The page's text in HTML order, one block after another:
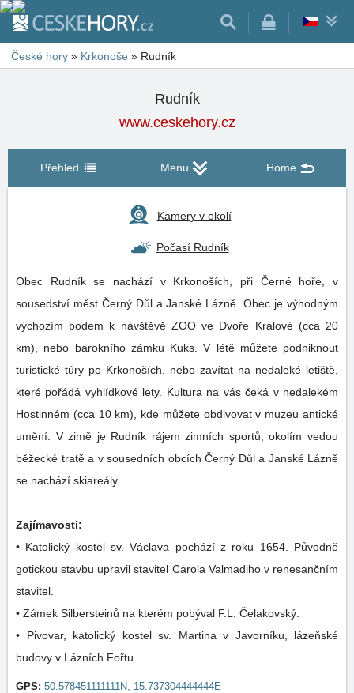
České hory » Krkonoše » Rudník
Rudník
www.ceskehory.cz
Přehled Menu Home
Kamery v okolí
Počasí Rudník
Obec Rudník se nachází v Krkonoších, při Černé hoře, v
sousedství měst Černý Důl a Janské Lázně. Obec je výhodným
výchozím bodem k návštěvě ZOO ve Dvoře Králové (cca 20
km), nebo barokního zámku Kuks. V létě můžete podniknout
turistické túry po Krkonoších, nebo zavítat na nedaleké letiště,
které pořádá vyhlídkové lety. Kultura na vás čeká v nedalekém
Hostinném (cca 10 km), kde můžete obdivovat v muzeu antické
umění. V zimě je Rudník rájem zimních sportů, okolím vedou
běžecké tratě a v sousedních obcích Černý Důl a Janské Lázně
se nachází skiareály.
Zajímavosti:
• Katolický kostel sv. Václava pochází z roku 1654. Původně
gotickou stavbu upravil stavitel Carola Valmadiho v renesančním
stavitel.
• Zámek Silbersteinů na kterém pobýval F.L. Čelakovský.
• Pivovar, katolický kostel sv. Martina v Javorníku, lázeňské
budovy v Lázních Fořtu.
GPS: 50.578451111111N, 15.737304444444E